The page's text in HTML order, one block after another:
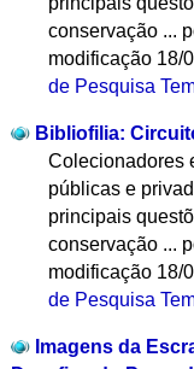
conservação ...
modificação 18/
de Pesquisa
Bibliofilia:
Colecionadores
públicas e
principais
conservação ...
modificação 18/
de Pesquisa
Imagens da